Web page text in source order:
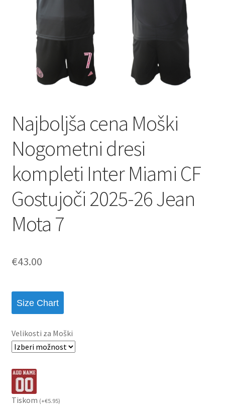
Najboljša cena Moški
Nogometni dresi
kompleti Inter Miami CF
Gostujoči 2025-26 Jean
Mota 7
€43.00
Size Chart
Velikosti za Moški
Tiskom (+€5.95)